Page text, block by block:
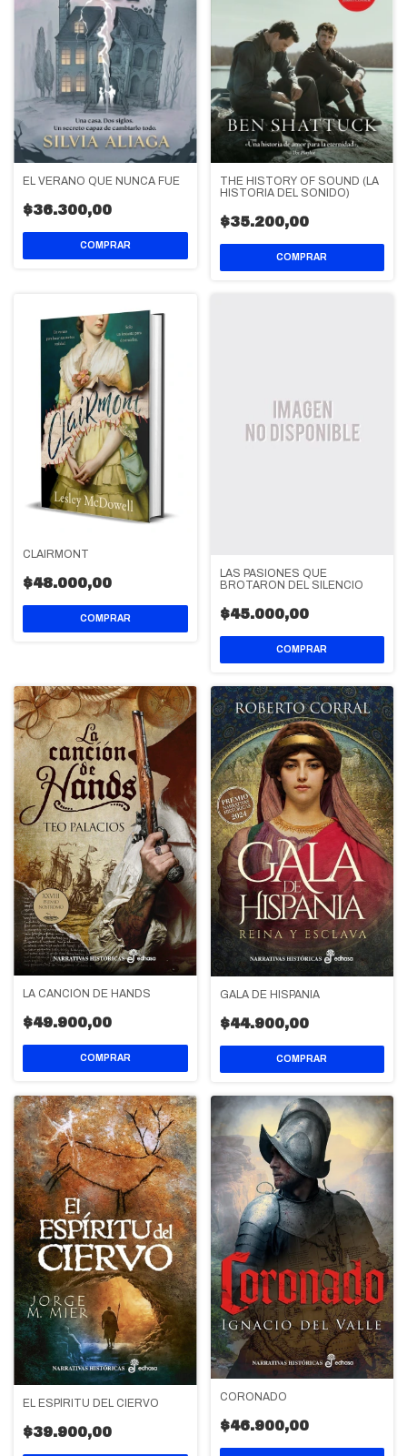
EL VERANO QUE NUNCA FUE
$36.300,00
THE HISTORY OF SOUND (LA
HISTORIA DEL SONIDO)
$35.200,00
CLAIRMONT
$48.000,00
LAS PASIONES QUE
BROTARON DEL SILENCIO
$45.000,00
LA CANCIÓN DE HANDS
$49.900,00
GALA DE HISPANIA
$44.900,00
EL ESPÍRITU DEL CIERVO
$39.900,00
CORONADO
$46.900,00